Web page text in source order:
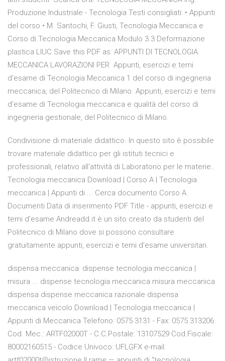
Produzione Industriale - Tecnologia Testi consigliati: • Appunti
del corso • M. Santochi, F. Giusti, Tecnologia Meccanica e
Corso di Tecnologia Meccanica Modulo 3.3 Deformazione
plastica LIUC Save this PDF as: APPUNTI DI TECNOLOGIA
MECCANICA LAVORAZIONI PER Appunti, esercizi e temi
d'esame di Tecnologia Meccanica 1 del corso di ingegneria
meccanica, del Politecnico di Milano. Appunti, esercizi e temi
d'esame di Tecnologia meccanica e qualità del corso di
ingegneria gestionale, del Politecnico di Milano.
Condivisione di materiale didattico. In questo sito è possibile
trovare materiale didattico per gli istituti tecnici e
professionali, relativo all'attività di Laboratorio per le materie:.
Tecnologia meccanica Download | Corso A | Tecnologia
meccanica | Appunti di ... Cerca documento Corso A.
Documenti Data di inserimento PDF Title - appunti, esercizi e
temi d'esame Andreadd.it è un sito creato da studenti del
Politecnico di Milano dove si possono consultare
gratuitamente appunti, esercizi e temi d'esame universitari.
dispensa meccanica: dispense tecnologia meccanica |
misura ... dispense tecnologia meccanica misura meccanica
dispensa dispense meccanica razionale dispensa
meccanica veicolo Download | Tecnologia meccanica |
Appunti di Meccanica Telefono: 0575 3131 - Fax: 0575 313206
Cod. Mec.: ARTF02000T - C.C.Postale: 13107529 Cod.Fiscale:
80002160515 - Codice Univoco: UFLGFX e-mail: